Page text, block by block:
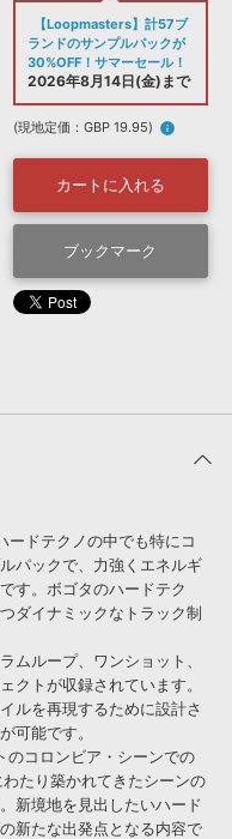
楽曲配信流通 サービス
無償のサウンド管理ソフト
次世代型 ボーカル・エディタ
【Loopmasters】計57ブ
ランドのサンプルパックが
30%OFF！サマーセール！
2026年8月14日(金)まで
(現地定価：GBP 19.95) info
カートに入れる
ブックマーク
ードテクノの中でも特にコ
パックで、力強くエネルギ
す。ボゴタのハードテク
ダイナミックなトラック制
ムループ、ワンショット、
クトが収録されています。
ルを再現するために設計さ
可能です。
コロンビア・シーンでの
たり築かれてきたシーンの
新境地を見出したいハード
新たな出発点となる内容で